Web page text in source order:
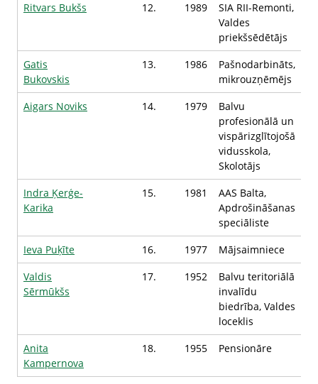
Ritvars Bukšs
12. 1989
SIA RII-Remonti,
Valdes
priekšsēdētājs
Gatis
Bukovskis
13. 1986
Pašnodarbināts,
mikrouzņēmējs
Aigars Noviks
14. 1979
Balvu
profesionālā un
vispārizglītojošā
vidusskola,
Skolotājs
Indra Ķerģe-
Karika
15. 1981
AAS Balta,
Apdrošināšanas
speciāliste
Ieva Puķīte
16. 1977
Mājsaimniece
Valdis
Sērmūkšs
17. 1952
Balvu teritoriālā
invalīdu
biedrība, Valdes
loceklis
Anita
Kampernova
18. 1955 Pensionāre